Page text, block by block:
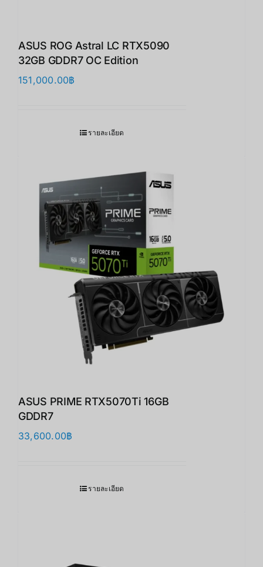
ASUS ROG Astral LC RTX5090
32GB GDDR7 OC Edition
151,000.00฿
รายละเอียด
ASUS PRIME RTX5070Ti 16GB
GDDR7
33,600.00฿
รายละเอียด